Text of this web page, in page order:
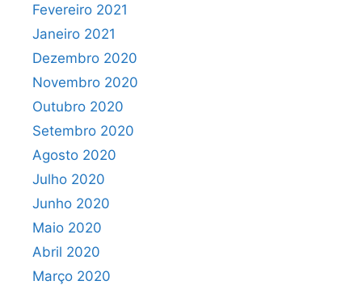
Fevereiro 2021
Janeiro 2021
Dezembro 2020
Novembro 2020
Outubro 2020
Setembro 2020
Agosto 2020
Julho 2020
Junho 2020
Maio 2020
Abril 2020
Março 2020